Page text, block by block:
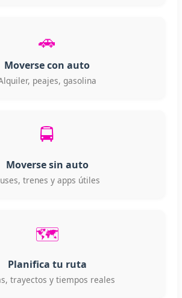
🚗
Moverse con auto
peajes, gasolina
🚍
Moverse sin auto
trenes y apps útiles
🗺️
Planifica tu ruta
trayectos y tiempos reales